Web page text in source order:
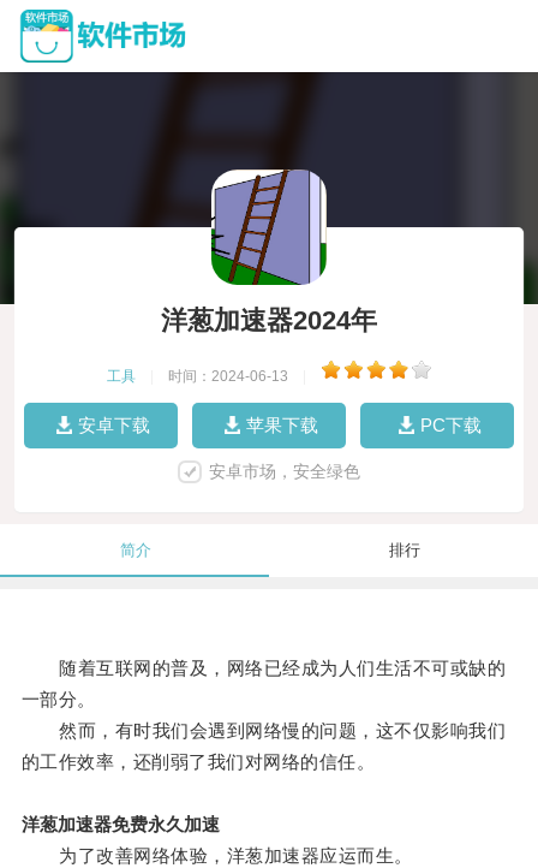
洋葱加速器2024年
工具 时间：2024-06-13
安卓下载 苹果下载 PC下载
安卓市场，安全绿色
简介 排行
随着互联网的普及，网络已经成为人们生活不可或缺的
一部分。
然而，有时我们会遇到网络慢的问题，这不仅影响我们
的工作效率，还削弱了我们对网络的信任。
洋葱加速器免费永久加速
为了改善网络体验，洋葱加速器应运而生。